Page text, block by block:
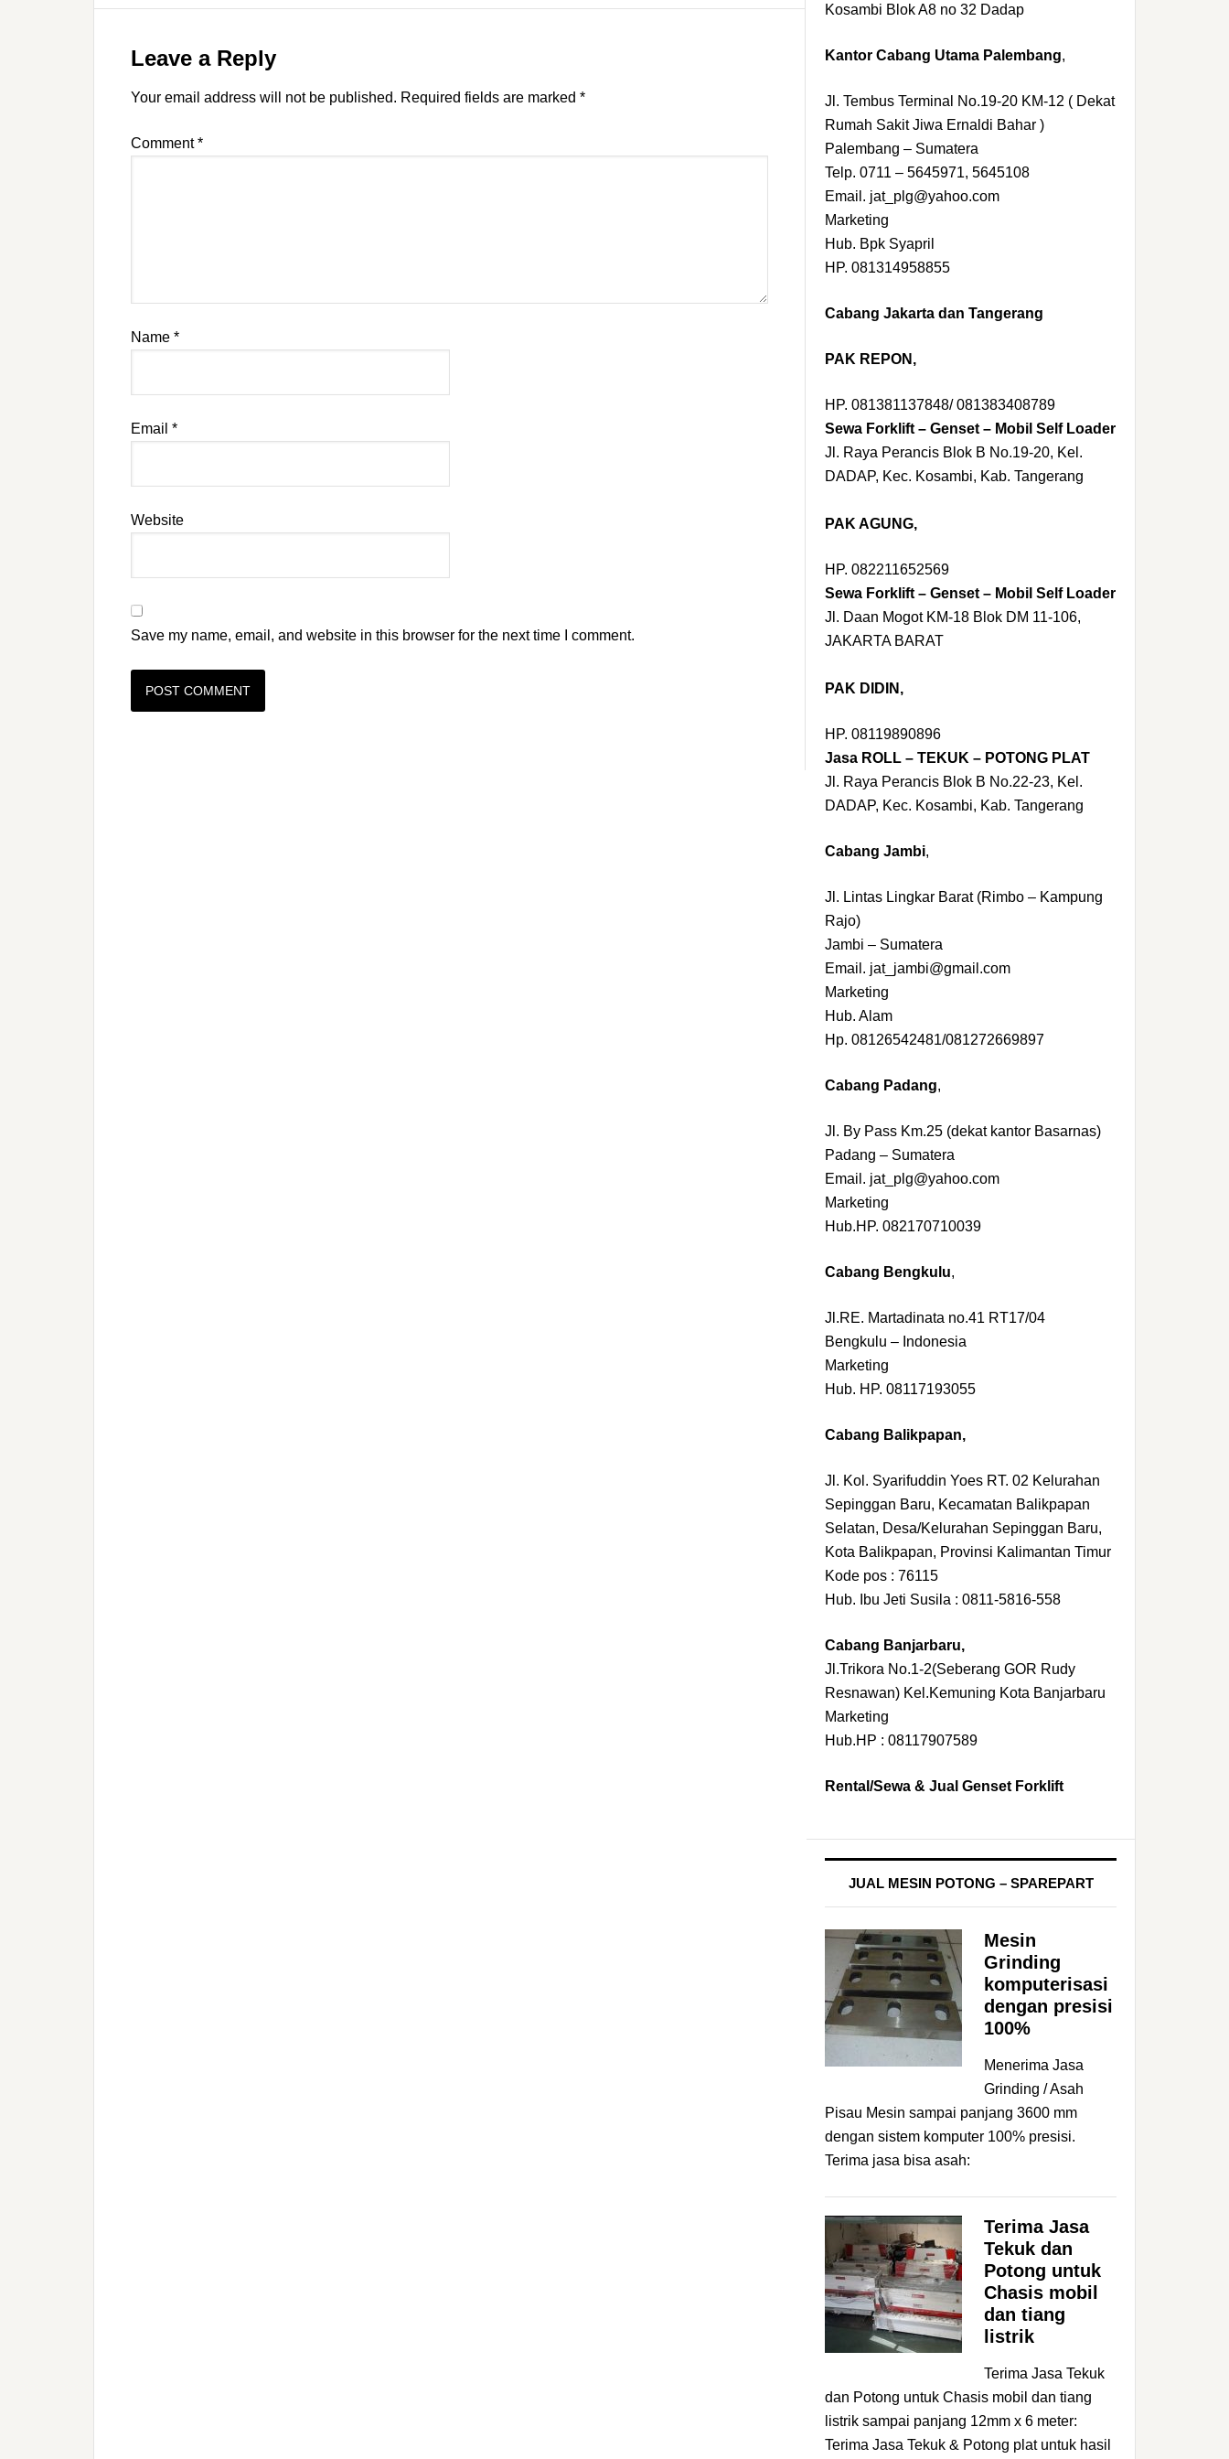
Leave a Reply
Your email address will not be published. Required fields are marked *
Comment*
Name *
Email *
Website
Save my name, email, and website in this browser for the next time I comment.
Kosambi Blok A8 no 32 Dadap
Kantor Cabang Utama Palembang,
Jl. Tembus Terminal No.19-20 KM-12 ( Dekat
Rumah Sakit Jiwa Ernaldi Bahar )
Palembang – Sumatera
Telp. 0711 – 5645971, 5645108
Email. jat_plg@yahoo.com
Marketing
Hub. Bpk Syapril
HP. 081314958855
Cabang Jakarta dan Tangerang
PAK REPON,
HP. 081381137848/ 081383408789
Sewa Forklift – Genset – Mobil Self Loader
Jl. Raya Perancis Blok B No.19-20, Kel.
DADAP, Kec. Kosambi, Kab. Tangerang
PAK AGUNG,
HP. 082211652569
Sewa Forklift – Genset – Mobil Self Loader
Jl. Daan Mogot KM-18 Blok DM 11-106,
JAKARTA BARAT
PAK DIDIN,
HP. 08119890896
Jasa ROLL – TEKUK – POTONG PLAT
Jl. Raya Perancis Blok B No.22-23, Kel.
DADAP, Kec. Kosambi, Kab. Tangerang
Cabang Jambi,
Jl. Lintas Lingkar Barat (Rimbo – Kampung
Rajo)
Jambi – Sumatera
Email. jat_jambi@gmail.com
Marketing
Hub. Alam
Hp. 08126542481/081272669897
Cabang Padang,
Jl. By Pass Km.25 (dekat kantor Basarnas)
Padang – Sumatera
Email. jat_plg@yahoo.com
Marketing
Hub.HP. 082170710039
Cabang Bengkulu,
Jl.RE. Martadinata no.41 RT17/04
Bengkulu – Indonesia
Marketing
Hub. HP. 08117193055
Cabang Balikpapan,
Jl. Kol. Syarifuddin Yoes RT. 02 Kelurahan
Sepinggan Baru, Kecamatan Balikpapan
Selatan, Desa/Kelurahan Sepinggan Baru,
Kota Balikpapan, Provinsi Kalimantan Timur
Kode pos : 76115
Hub. Ibu Jeti Susila : 0811-5816-558
Cabang Banjarbaru,
Jl.Trikora No.1-2(Seberang GOR Rudy
Resnawan) Kel.Kemuning Kota Banjarbaru
Marketing
Hub.HP : 08117907589
Rental/Sewa & Jual Genset Forklift
JUAL MESIN POTONG – SPAREPART
Mesin
Grinding
komputerisasi
dengan presisi
100%
Menerima Jasa
Grinding / Asah
Pisau Mesin sampai panjang 3600 mm
dengan sistem komputer 100% presisi.
Terima jasa bisa asah:
Terima Jasa
Tekuk dan
Potong untuk
Chasis mobil
dan tiang
listrik
Terima Jasa Tekuk
dan Potong untuk Chasis mobil dan tiang
listrik sampai panjang 12mm x 6 meter:
Terima Jasa Tekuk & Potong plat untuk hasil